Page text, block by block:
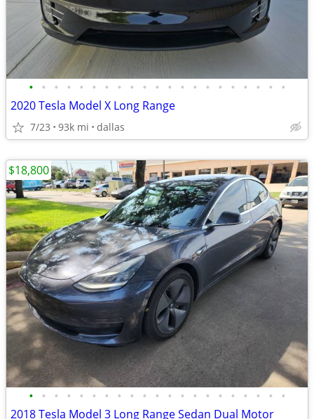
• • • • • • • • • • • • • • • • • • • • •
2020 Tesla Model X Long Range
7/23 93k mi dallas
• • • • • • • • • • • • • • • • • • • • •
2018 Tesla Model 3 Long Range Sedan Dual Motor
$18,800